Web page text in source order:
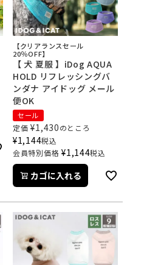
【クリアランスセール
20％OFF】
【 犬 夏服 】iDog AQUA
HOLD リフレッシングバ
ンダナ アイドッグ メール
便OK
セール
定価 ¥1,430のところ
¥1,144税込
会員特別価格 ¥1,144税込
カゴに入れる